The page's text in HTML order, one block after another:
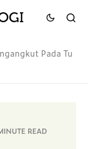
Pada Tu
READ